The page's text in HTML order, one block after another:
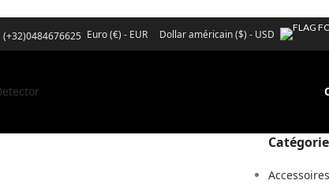
(+32)0484676625 Euro (€) - EUR Dollar américain ($) - USD
Accessoires